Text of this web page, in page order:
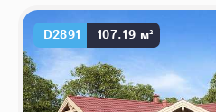
D2891 107.19 м²